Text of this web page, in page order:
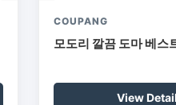
COUPANG
모도리 깔끔 도마 베스
View